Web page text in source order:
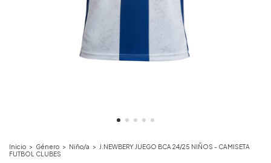
Inicio > Género > Niño/a >
J.NEWBERY JUEGO BCA 24/25 NIÑOS - CAMISETA
FUTBOL CLUBES